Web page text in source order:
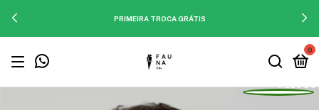
PRIMEIRA TROCA GRÁTIS
0